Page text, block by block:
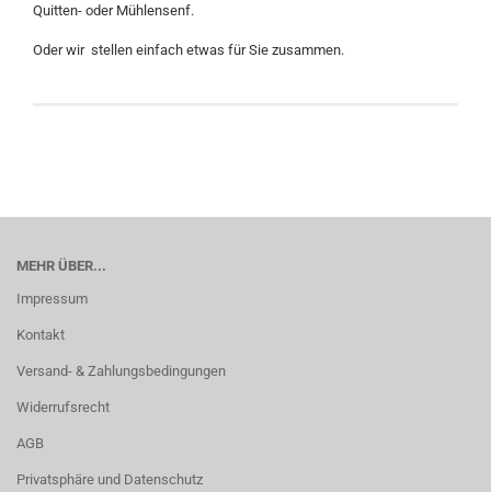
Quitten- oder Mühlensenf.
Oder wir stellen einfach etwas für Sie zusammen.
MEHR ÜBER...
Impressum
Kontakt
Versand- & Zahlungsbedingungen
Widerrufsrecht
AGB
Privatsphäre und Datenschutz